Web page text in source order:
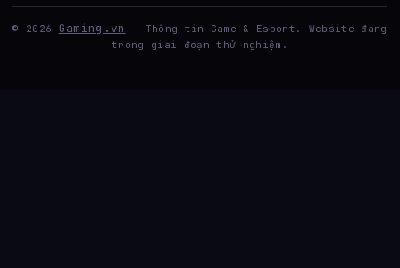
© 2026 Gaming.vn
— Thông tin Game & Esport. Website đang
trong giai đoạn thử nghiệm.